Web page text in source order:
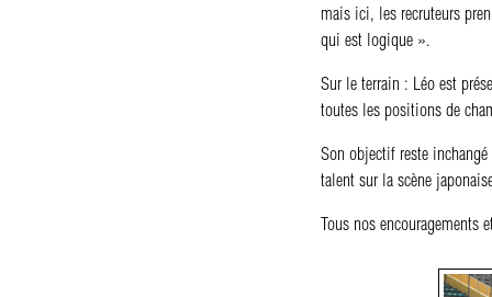
mais ici, les recruteurs
qui est logique ».
Sur le terrain : Léo est
toutes les positions de
Son objectif reste
talent sur la scène
Tous nos encouragements